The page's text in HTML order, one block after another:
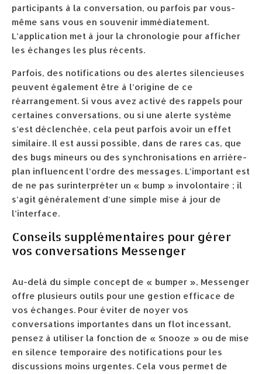
participants à la conversation, ou parfois par vous-
même sans vous en souvenir immédiatement.
L’application met à jour la chronologie pour afficher
les échanges les plus récents.
Parfois, des notifications ou des alertes silencieuses
peuvent également être à l’origine de ce
réarrangement. Si vous avez activé des rappels pour
certaines conversations, ou si une alerte système
s’est déclenchée, cela peut parfois avoir un effet
similaire. Il est aussi possible, dans de rares cas, que
des bugs mineurs ou des synchronisations en arrière-
plan influencent l’ordre des messages. L’important est
de ne pas surinterpréter un « bump » involontaire ; il
s’agit généralement d’une simple mise à jour de
l’interface.
Conseils supplémentaires pour gérer
vos conversations Messenger
Au-delà du simple concept de « bumper », Messenger
offre plusieurs outils pour une gestion efficace de
vos échanges. Pour éviter de noyer vos
conversations importantes dans un flot incessant,
pensez à utiliser la fonction de « Snooze » ou de mise
en silence temporaire des notifications pour les
discussions moins urgentes. Cela vous permet de